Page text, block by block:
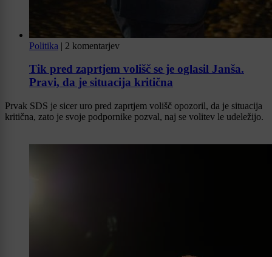
Politika | 2 komentarjev
Tik pred zaprtjem volišč se je oglasil Janša.
Pravi, da je situacija kritična
Prvak SDS je sicer uro pred zaprtjem volišč opozoril, da je situacija
kritična, zato je svoje podpornike pozval, naj se volitev le udeležijo.